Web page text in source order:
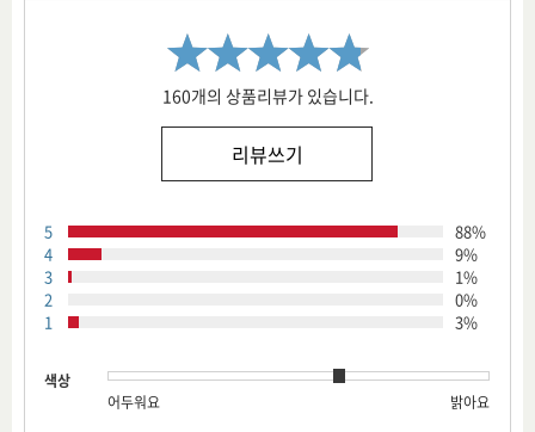
160개의 상품리뷰가 있습니다.
리뷰쓰기
5
88%
4
9%
3
1%
2
0%
1
3%
색상
어두워요
밝아요